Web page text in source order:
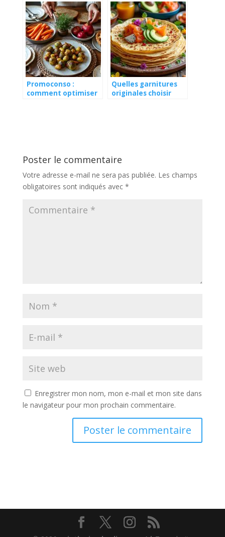
four fondante
l’apéro
Promoconso :
comment optimiser
Quelles garnitures
originales choisir
Poster le commentaire
Votre adresse e-mail ne sera pas publiée. Les champs
obligatoires sont indiqués avec *
Enregistrer mon nom, mon e-mail et mon site dans
le navigateur pour mon prochain commentaire.